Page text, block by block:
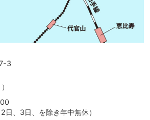
3
日、3日、を除き年中無休）